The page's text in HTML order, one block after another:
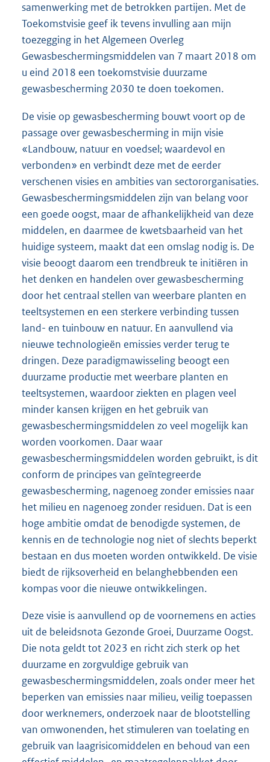
samenwerking met de betrokken partijen. Met de
Toekomstvisie geef ik tevens invulling aan mijn
toezegging in het Algemeen Overleg
Gewasbeschermingsmiddelen van 7 maart 2018 om
u eind 2018 een toekomstvisie duurzame
gewasbescherming 2030 te doen toekomen.
De visie op gewasbescherming bouwt voort op de
passage over gewasbescherming in mijn visie
«Landbouw, natuur en voedsel; waardevol en
verbonden» en verbindt deze met de eerder
verschenen visies en ambities van sectororganisaties.
Gewasbeschermingsmiddelen zijn van belang voor
een goede oogst, maar de afhankelijkheid van deze
middelen, en daarmee de kwetsbaarheid van het
huidige systeem, maakt dat een omslag nodig is. De
visie beoogt daarom een trendbreuk te initiëren in
het denken en handelen over gewasbescherming
door het centraal stellen van weerbare planten en
teeltsystemen en een sterkere verbinding tussen
land- en tuinbouw en natuur. En aanvullend via
nieuwe technologieën emissies verder terug te
dringen. Deze paradigmawisseling beoogt een
duurzame productie met weerbare planten en
teeltsystemen, waardoor ziekten en plagen veel
minder kansen krijgen en het gebruik van
gewasbeschermingsmiddelen zo veel mogelijk kan
worden voorkomen. Daar waar
gewasbeschermingsmiddelen worden gebruikt, is dit
conform de principes van geïntegreerde
gewasbescherming, nagenoeg zonder emissies naar
het milieu en nagenoeg zonder residuen. Dat is een
hoge ambitie omdat de benodigde systemen, de
kennis en de technologie nog niet of slechts beperkt
bestaan en dus moeten worden ontwikkeld. De visie
biedt de rijksoverheid en belanghebbenden een
kompas voor die nieuwe ontwikkelingen.
Deze visie is aanvullend op de voornemens en acties
uit de beleidsnota Gezonde Groei, Duurzame Oogst.
Die nota geldt tot 2023 en richt zich sterk op het
duurzame en zorgvuldige gebruik van
gewasbeschermingsmiddelen, zoals onder meer het
beperken van emissies naar milieu, veilig toepassen
door werknemers, onderzoek naar de blootstelling
van omwonenden, het stimuleren van toelating en
gebruik van laagrisicomiddelen en behoud van een